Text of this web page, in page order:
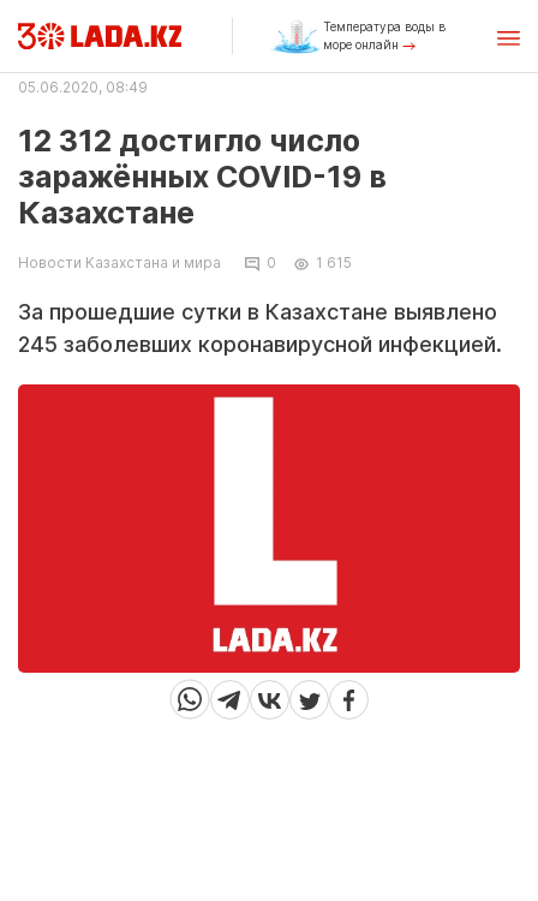
Температура воды в
море онлайн
05.06.2020, 08:49
12 312 достигло число
заражённых COVID-19 в
Казахстане
Новости Казахстана и мира 0 1 615
За прошедшие сутки в Казахстане выявлено
245 заболевших коронавирусной инфекцией.